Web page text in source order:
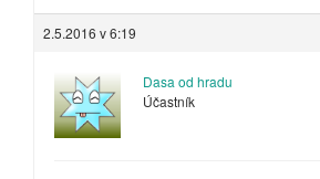
2.5.2016 v 6:19
Dasa od hradu
Účastník